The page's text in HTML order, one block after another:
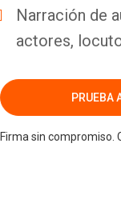
Narración de
actores,
PRUEBA
Firma sin compromiso.